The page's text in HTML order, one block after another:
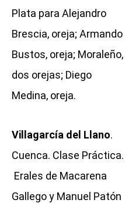
Plata para Alejandro
Brescia, oreja; Armando
Bustos, oreja; Moraleño,
dos orejas; Diego
Medina, oreja.
Villagarcía del Llano.
Cuenca. Clase Práctica.
Erales de Macarena
Gallego y Manuel Patón